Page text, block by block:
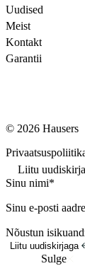
Uudised
Meist
Kontakt
Garantii
© 2026 Hausers
Liitu
Sinu nimi*
Sinu e-posti
Nõustun
Liitu uudiskirjaga
Sulge